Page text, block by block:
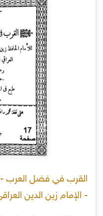
- الإمام زين الدين العراقي